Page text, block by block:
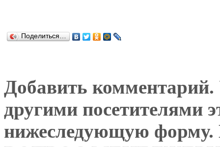
Поделиться…
Добавить комментарий.
другими посетителями
нижеследующую